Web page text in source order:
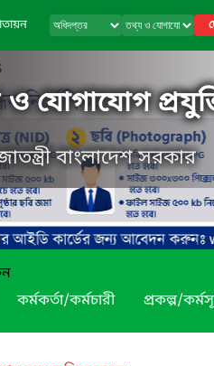
ও যোগাযোগ
বাংলাদেশ সরকার
কর্মকর্তা/কর্মচারী প্রকল্প/